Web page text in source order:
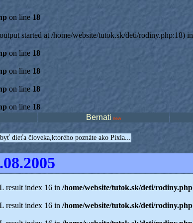
on line 18
started at /home/website/tutok.sk/deti/rodiny.php:18) in
on line 18
on line 18
on line 18
on line 18
Bernati new
dieťa človeka,ktorého poznáte ako Pixla...
result index 16 in /home/website/tutok.sk/deti/rodiny.php
result index 16 in /home/website/tutok.sk/deti/rodiny.php